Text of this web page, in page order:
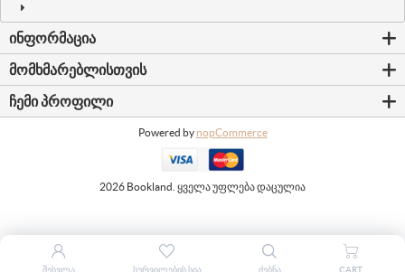
ᲘᲜᲤᲝᲠᲛᲐᲪᲘᲐ
ᲛᲝᲛᲮᲛᲐᲠᲔᲑᲚᲘᲡᲗᲕᲘᲡ
ᲩᲔᲛᲘ ᲞᲠᲝᲤᲘᲚᲘ
Powered by nopCommerce
2026 Bookland. ყველა უფლება დაცულია
ᲨᲔᲡᲕᲚᲐ ᲡᲣᲠᲕᲘᲚᲔᲑᲘᲡ ᲡᲘᲐ ᲫᲔᲑᲜᲐ CART